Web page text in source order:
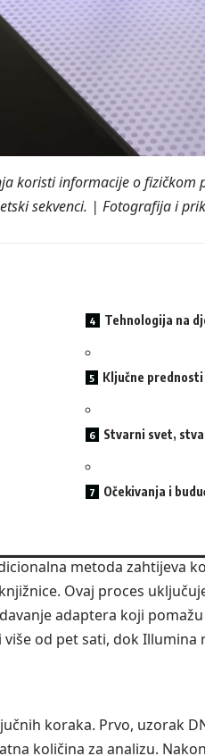
koristi informacije o fizičkom
sekvenci. | Fotografija i
Tehnologija na
Ključne
Stvarni svet,
Očekivanja i
metoda zahtijeva
Ovaj proces
adaptera koji
od pet sati, dok
koraka. Prvo, uzorak
količina za analizu.